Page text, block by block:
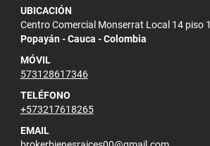
UBICACIÓN
Centro Comercial Monserrat Local 14 piso 1
Popayán - Cauca - Colombia
MÓVIL
573128617346
TELÉFONO
+573217618265
EMAIL